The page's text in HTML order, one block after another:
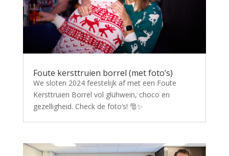
Foute kersttruien borrel (met foto’s)
We sloten 2024 feestelijk af met een Foute
Kersttruien Borrel vol glühwein, choco en
gezelligheid. Check de foto’s! 🎅✨